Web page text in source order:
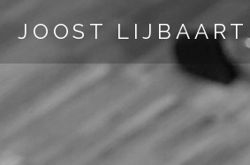
JOOST LIJBAART